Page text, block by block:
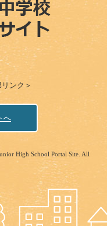
リンク＞
へ
High School Portal Site. All